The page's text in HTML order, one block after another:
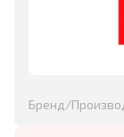
Бренд/